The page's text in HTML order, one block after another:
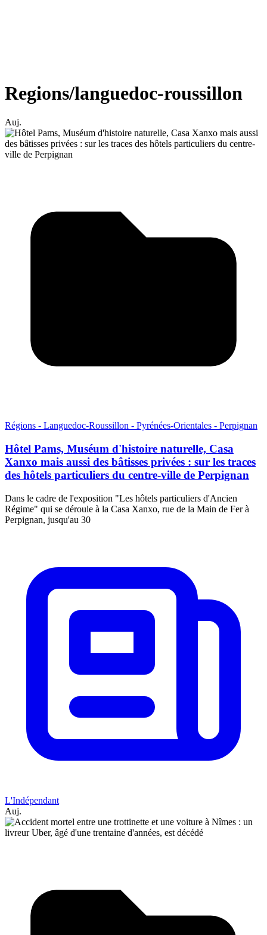
Regions/languedoc-roussillon
Auj.
Régions - Languedoc-Roussillon - Pyrénées-Orientales - Perpignan
Hôtel Pams, Muséum d'histoire naturelle, Casa
Xanxo mais aussi des bâtisses privées : sur les traces
des hôtels particuliers du centre-ville de Perpignan
Dans le cadre de l'exposition "Les hôtels particuliers d'Ancien
Régime" qui se déroule à la Casa Xanxo, rue de la Main de Fer à
Perpignan, jusqu'au 30
L'Indépendant
Auj.